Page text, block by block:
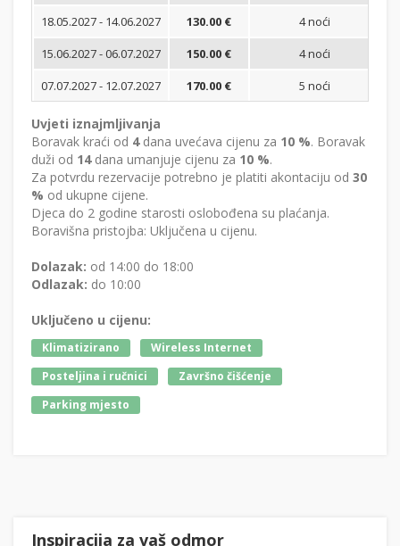
18.05.2027 - 14.06.2027
130.00 € 4 noći
15.06.2027 - 06.07.2027
150.00 € 4 noći
07.07.2027 - 12.07.2027
170.00 € 5 noći
Uvjeti iznajmljivanja
Boravak kraći od 4dana uvećava cijenu za 10 %. Boravak
duži od 14dana umanjuje cijenu za 10 %.
Za potvrdu rezervacije potrebno je platiti akontaciju od 30
% od ukupne cijene.
Djeca do 2 godine starosti oslobođena su plaćanja.
Boravišna pristojba: Uključena u cijenu.
Dolazak: od 14:00 do 18:00
Odlazak: do 10:00
Uključeno u cijenu:
Klimatizirano
Wireless Internet
Posteljina i ručnici
Završno čišćenje
Parking mjesto
Inspiracija za vaš odmor